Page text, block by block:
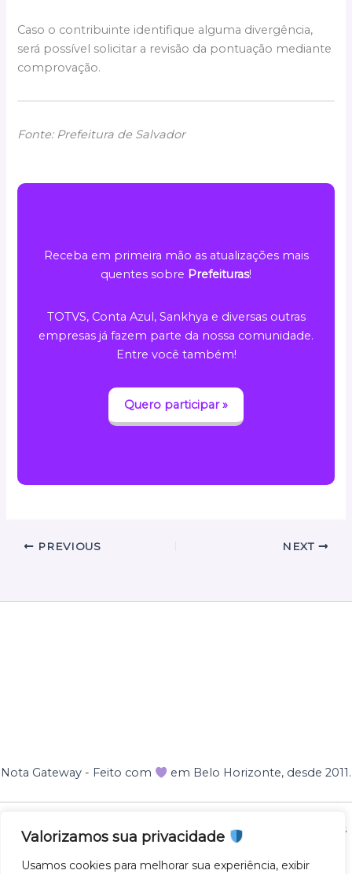
Valorizamos sua privacidade
Usamos cookies para melhorar sua experiência, exibir
Caso o contribuinte identifique alguma divergência,
será possível solicitar a revisão da pontuação mediante
comprovação.
Fonte: Prefeitura de Salvador
Receba em primeira mão as atualizações mais
quentes sobre Prefeituras!
TOTVS, Conta Azul, Sankhya e diversas outras
empresas já fazem parte da nossa comunidade.
Entre você também!
Quero participar »
PREVIOUS NEXT
Nota Gateway - Feito com em Belo Horizonte, desde 2011.
Nota Gateway — 2011 - 2025 © Todos os direitos reservados
NOTA GATEWAY DESENVOLVIMENTO DE SOFTWARES
LTDA